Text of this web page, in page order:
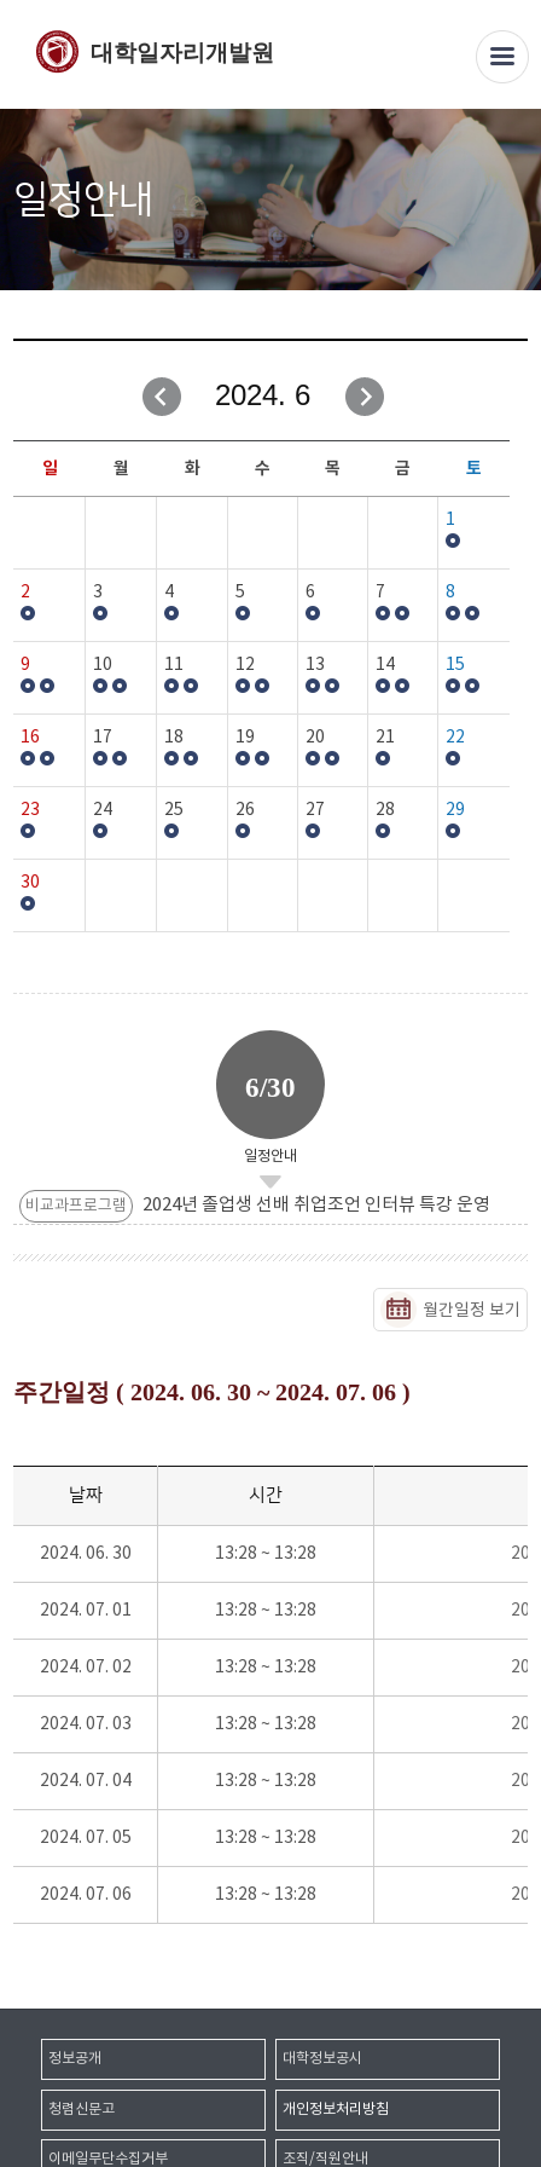
대학일자리개발원
일정안내
2024. 6
일 월 화 수 목 금 토
1
2 3 4 5 6 7 8
9 10 11 12 13 14 15
16 17 18 19 20 21 22
23 24 25 26 27 28 29
30
6/30
일정안내
비교과프로그램 2024년 졸업생 선배 취업조언 인터뷰 특강 운영
월간일정 보기
주간일정 ( 2024. 06. 30 ~ 2024. 07. 06 )
날짜 시간
2024. 06. 30 13:28 ~ 13:28
2024. 07. 01 13:28 ~ 13:28
2024. 07. 02 13:28 ~ 13:28
2024. 07. 03 13:28 ~ 13:28
2024. 07. 04 13:28 ~ 13:28
2024. 07. 05 13:28 ~ 13:28
2024. 07. 06 13:28 ~ 13:28
정보공개 대학정보공시
청렴신문고 개인정보처리방침
이메일무단수집거부 조직/직원안내